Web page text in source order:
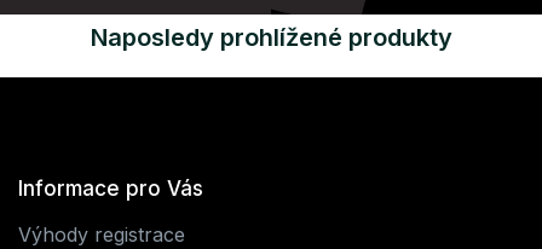
Naposledy prohlížené produkty
Informace pro Vás
Výhody registrace